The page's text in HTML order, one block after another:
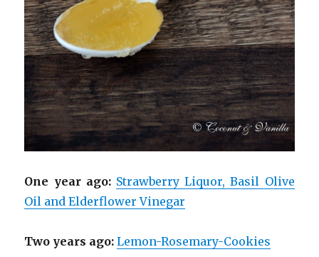
One year ago: Strawberry Liquor, Basil Olive
Oil and Elderflower Vinegar
Two years ago: Lemon-Rosemary-Cookies